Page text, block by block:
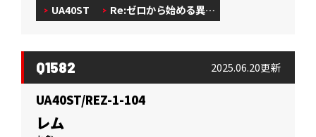
UA40ST Re:ゼロから始める異…
Q1582 2025.06.20更新
UA40ST/REZ-1-104
レム